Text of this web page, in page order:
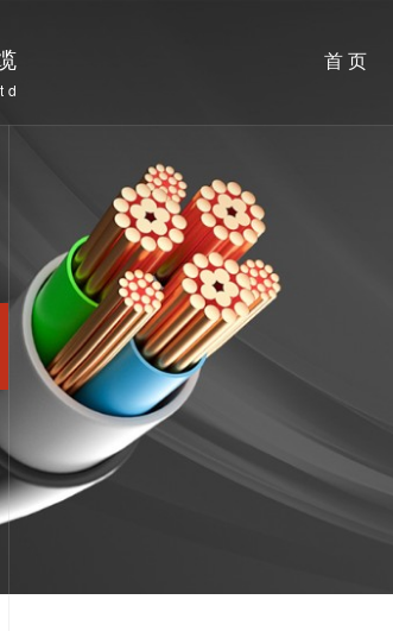
首 页